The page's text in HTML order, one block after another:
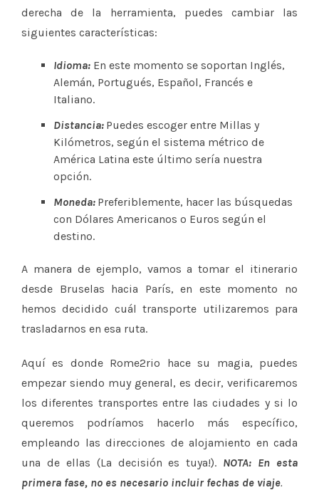
derecha de la herramienta, puedes cambiar las
siguientes características:
Idioma: En este momento se soportan Inglés,
Alemán, Portugués, Español, Francés e
Italiano.
Distancia: Puedes escoger entre Millas y
Kilómetros, según el sistema métrico de
América Latina este último sería nuestra
opción.
Moneda: Preferiblemente, hacer las búsquedas
con Dólares Americanos o Euros según el
destino.
A manera de ejemplo, vamos a tomar el itinerario
desde Bruselas hacia París, en este momento no
hemos decidido cuál transporte utilizaremos para
trasladarnos en esa ruta.
Aquí es donde Rome2rio hace su magia, puedes
empezar siendo muy general, es decir, verificaremos
los diferentes transportes entre las ciudades y si lo
queremos podríamos hacerlo más específico,
empleando las direcciones de alojamiento en cada
una de ellas (La decisión es tuya!). NOTA: En esta
primera fase, no es necesario incluir fechas de viaje.